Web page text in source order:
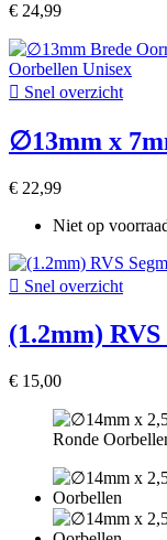
€ 24,99
 Snel overzicht
∅13mm x
€ 22,99
Niet op
 Snel overzicht
(1.2mm)
€ 15,00